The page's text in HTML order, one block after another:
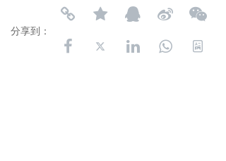
分享到：